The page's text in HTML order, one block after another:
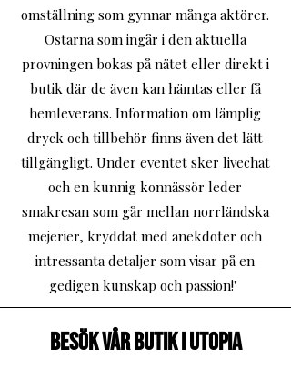
omställning som gynnar många aktörer.
Ostarna som ingår i den aktuella
provningen bokas på nätet eller direkt i
butik där de även kan hämtas eller få
hemleverans. Information om lämplig
dryck och tillbehör finns även det lätt
tillgängligt. Under eventet sker livechat
och en kunnig konnässör leder
smakresan som går mellan norrländska
mejerier, kryddat med anekdoter och
intressanta detaljer som visar på en
gedigen kunskap och passion!"
Besök vår butik i Utopia